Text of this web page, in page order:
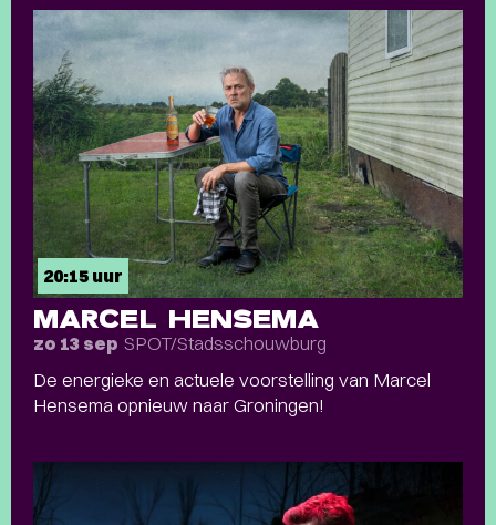
20:15 uur
MARCEL HENSEMA
zo 13 sep SPOT/Stadsschouwburg
De energieke en actuele voorstelling van Marcel
Hensema opnieuw naar Groningen!